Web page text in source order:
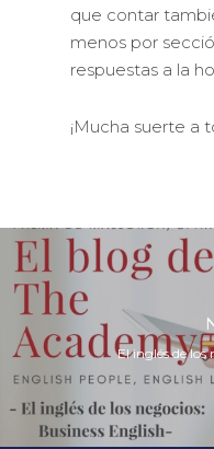
que contar
menos por
respuestas a la
¡Mucha suerte a
El inglés de los